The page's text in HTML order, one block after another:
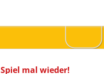
Spiel mal wieder!